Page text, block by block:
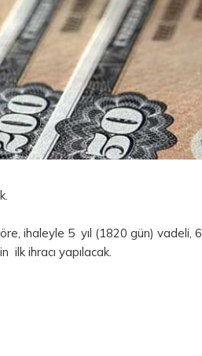
ihaleyle 5 yıl (1820 gün) vadeli, 6
ihracı yapılacak.